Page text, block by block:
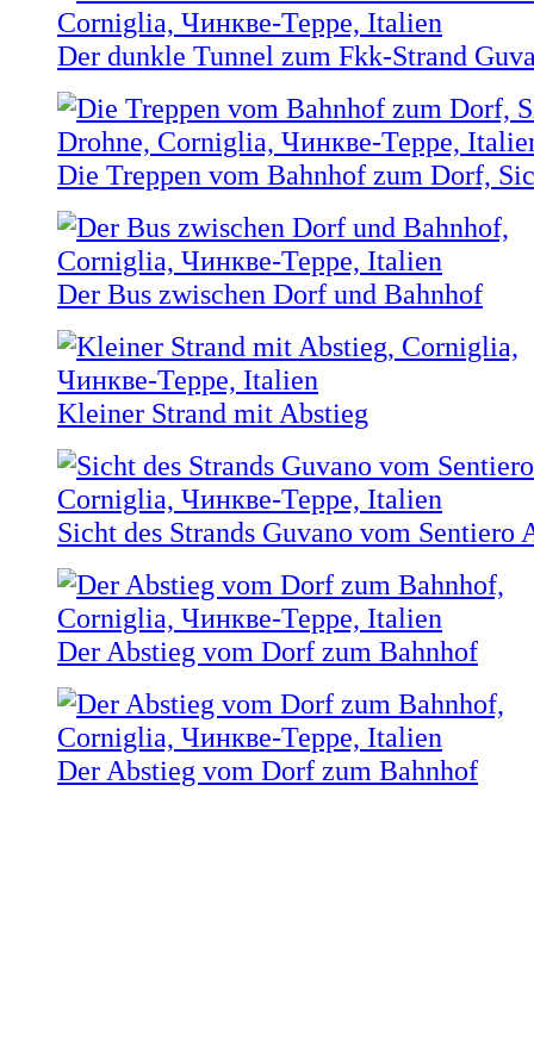
Der dunkle Tunnel zum Fkk-Strand
Die Treppen vom Bahnhof zum Dorf,
Der Bus zwischen Dorf und Bahnhof
Kleiner Strand mit Abstieg
Sicht des Strands Guvano vom Sentiero
Der Abstieg vom Dorf zum Bahnhof
Der Abstieg vom Dorf zum Bahnhof